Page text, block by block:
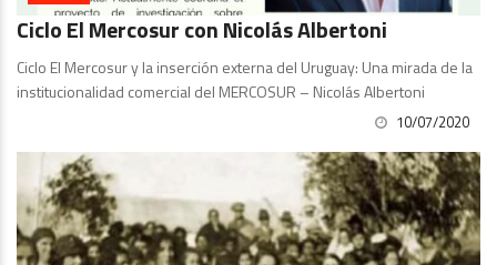
Ciclo El Mercosur con Nicolás Albertoni
Ciclo El Mercosur y la inserción externa del Uruguay: Una mirada de la
institucionalidad comercial del MERCOSUR – Nicolás Albertoni
10/07/2020